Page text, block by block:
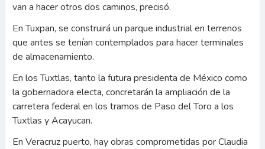
van a hacer otros dos caminos, precisó.
En Tuxpan, se construirá un parque industrial en terrenos
que antes se tenían contemplados para hacer terminales
de almacenamiento.
En los Tuxtlas, tanto la futura presidenta de México como
la gobernadora electa, concretarán la ampliación de la
carretera federal en los tramos de Paso del Toro a los
Tuxtlas y Acayucan.
En Veracruz puerto, hay obras comprometidas por Claudia